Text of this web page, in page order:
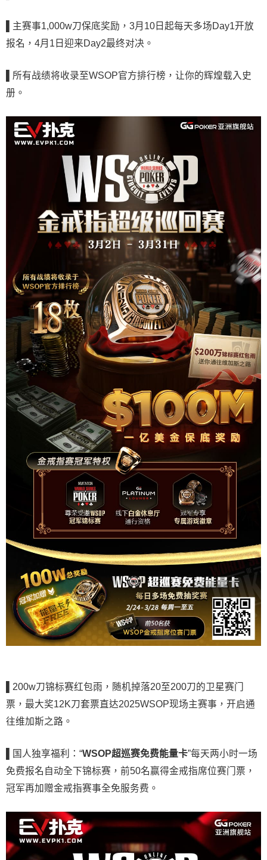
主赛事1,000w刀保底奖励，3月10日起每天多场Day1开放
报名，4月1日迎来Day2最终对决。
所有战绩将收录至WSOP官方排行榜，让你的辉煌载入史
册。
200w刀锦标赛红包雨，随机掉落20至200刀的卫星赛门
票，最大奖12K刀套票直达2025WSOP现场主赛事，开启通
往维加斯之路。
国人独享福利：“WSOP超巡赛免费能量卡”每天两小时一场
免费报名自动全下锦标赛，前50名赢得金戒指席位赛门票，
冠军再加赠金戒指赛事全免服务费。